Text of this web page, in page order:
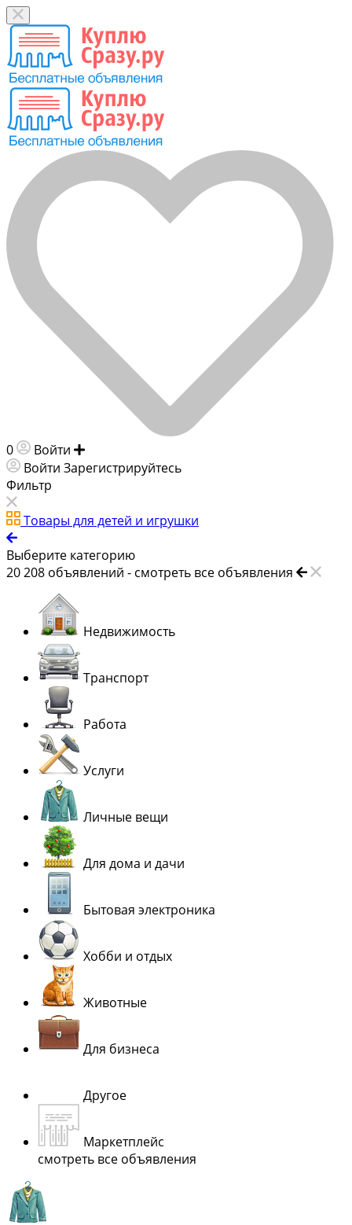
0 Войти
Войти Зарегистрируйтесь
Фильтр
Товары для детей и игрушки
Выберите категорию
20 208 объявлений - смотреть все объявления
Недвижимость
Транспорт
Работа
Услуги
Личные вещи
Для дома и дачи
Бытовая электроника
Хобби и отдых
Животные
Для бизнеса
Другое
Маркетплейс
смотреть все объявления